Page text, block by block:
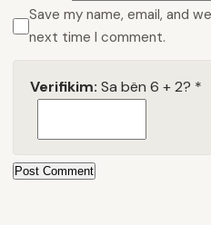
Save my name, email, and
next time I comment.
Verifikim: Sa bën 6 + 2? *
Post Comment